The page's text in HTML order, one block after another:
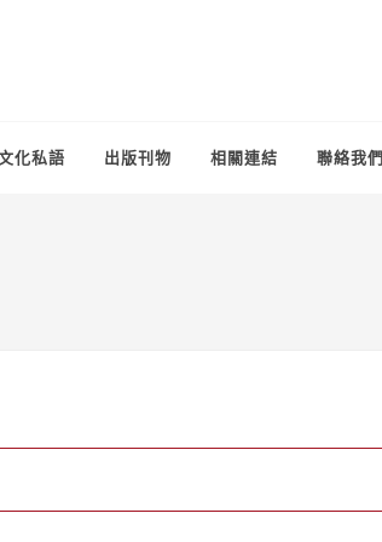
化私語 出版刊物 相關連結 聯絡我們